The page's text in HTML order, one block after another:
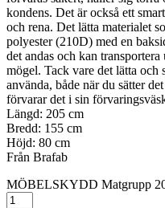
kondens. Det är också ett
och rena. Det lätta materialet
polyester (210D) med en
det andas och kan
mögel. Tack vare det lätta och
använda, både när du sätter
förvarar det i sin
Längd: 205 cm
Bredd: 155 cm
Höjd: 80 cm
Från Brafab
MÖBELSKYDD Matgrupp